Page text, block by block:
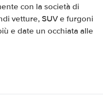
con la società di
vetture, SUV e furgoni
e date un occhiata alle